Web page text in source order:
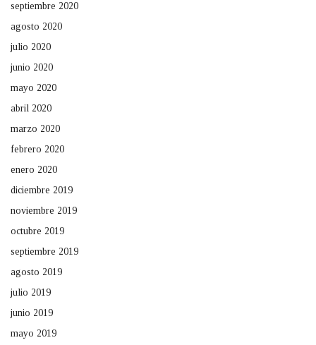
septiembre 2020
agosto 2020
julio 2020
junio 2020
mayo 2020
abril 2020
marzo 2020
febrero 2020
enero 2020
diciembre 2019
noviembre 2019
octubre 2019
septiembre 2019
agosto 2019
julio 2019
junio 2019
mayo 2019